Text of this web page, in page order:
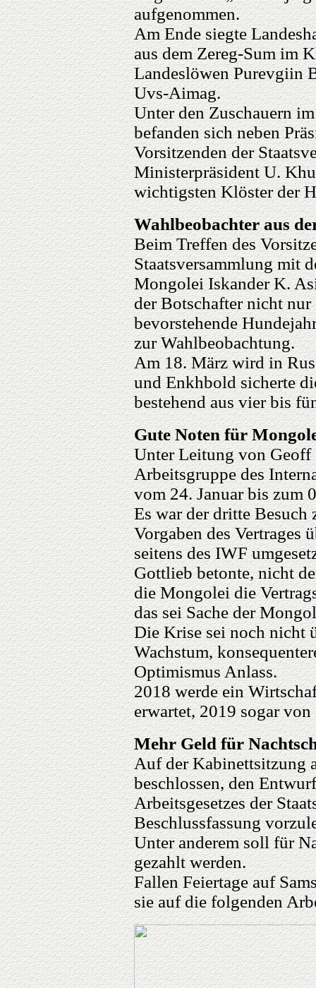
aufgenommen.
Am Ende siegte
aus dem Zereg-Sum im
Landeslöwen Purevgiin
Uvs-Aimag.
Unter den Zuschauern
befanden sich neben
Vorsitzenden der
Ministerpräsident U.
wichtigsten Klöster der
Wahlbeobachter aus
Beim Treffen des
Staatsversammlung mit
Mongolei Iskander K.
der Botschafter nicht
bevorstehende
zur Wahlbeobachtung.
Am 18. März wird in
und Enkhbold sicherte
bestehend aus vier bis
Gute Noten für
Unter Leitung von
Arbeitsgruppe des
vom 24. Januar bis zum
Es war der dritte Besuch
Vorgaben des Vertrages
seitens des IWF
Gottlieb betonte, nicht
die Mongolei die
das sei Sache der
Die Krise sei noch nicht
Wachstum,
Optimismus Anlass.
2018 werde ein
erwartet, 2019 sogar von
Mehr Geld für
Auf der Kabinettsitzung
beschlossen, den
Arbeitsgesetzes der
Beschlussfassung
Unter anderem soll für
gezahlt werden.
Fallen Feiertage auf
sie auf die folgenden